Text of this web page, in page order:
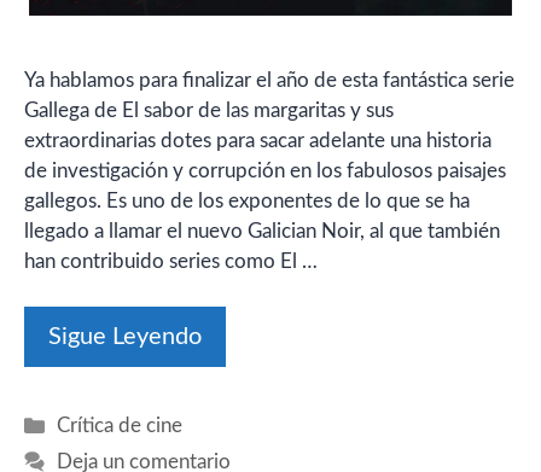
Ya hablamos para finalizar el año de esta fantástica serie
Gallega de El sabor de las margaritas y sus
extraordinarias dotes para sacar adelante una historia
de investigación y corrupción en los fabulosos paisajes
gallegos. Es uno de los exponentes de lo que se ha
llegado a llamar el nuevo Galician Noir, al que también
han contribuido series como El …
Sigue Leyendo
Categorías
Crítica de cine
Deja un comentario